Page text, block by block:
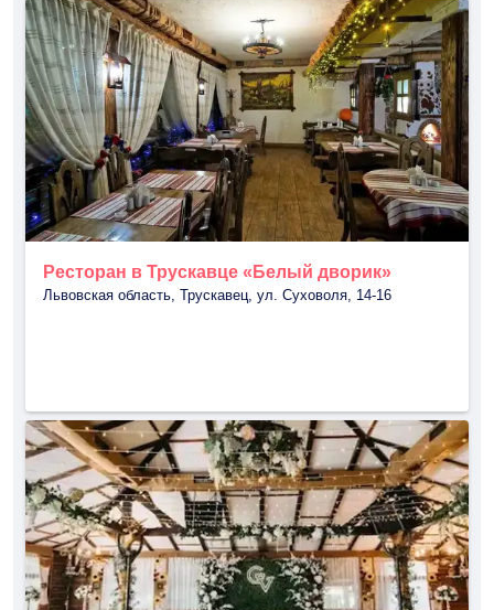
Ресторан в Трускавце «Белый дворик»
Львовская область, Трускавец, ул. Суховоля, 14-16